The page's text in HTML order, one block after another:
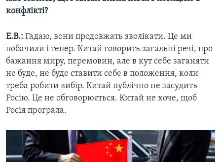
конфлікті?
Е.В.: Гадаю, вони продовжать зволікати. Це ми
побачили і тепер. Китай говорить загальні речі, про
бажання миру, перемовин, але в кут себе заганяти
не буде, не буде ставити себе в положення, коли
треба робити вибір. Китай публічно не засудить
Росію. Це не обговорюється. Китай не хоче, щоб
Росія програла.